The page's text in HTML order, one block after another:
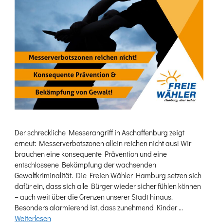
Der schreckliche Messerangriff in Aschaffenburg zeigt
erneut: Messerverbotszonen allein reichen nicht aus! Wir
brauchen eine konsequente Prävention und eine
entschlossene Bekämpfung der wachsenden
Gewaltkriminalität. Die Freien Wähler Hamburg setzen sich
dafür ein, dass sich alle Bürger wieder sicher fühlen können
– auch weit über die Grenzen unserer Stadt hinaus.
Besonders alarmierend ist, dass zunehmend Kinder …
Weiterlesen